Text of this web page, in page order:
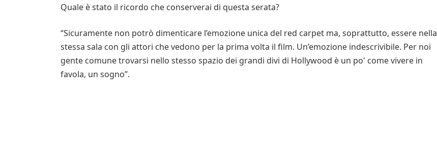
Quale è stato il ricordo che conserverai di questa serata?
“Sicuramente non potrò dimenticare l’emozione unica del red carpet ma, soprattutto, essere nella
stessa sala con gli attori che vedono per la prima volta il film. Un’emozione indescrivibile. Per noi
gente comune trovarsi nello stesso spazio dei grandi divi di Hollywood è un po' come vivere in
favola, un sogno”.